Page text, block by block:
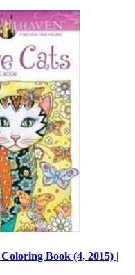
Book (4, 2015) |